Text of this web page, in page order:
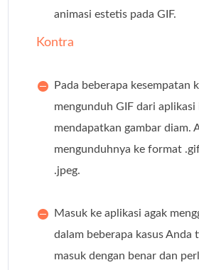
animasi estetis pada GIF.
Kontra
Pada beberapa kesempatan
mengunduh GIF dari aplikasi
mendapatkan gambar diam.
mengunduhnya ke format
.jpeg.
Masuk ke aplikasi agak
dalam beberapa kasus Anda
masuk dengan benar dan